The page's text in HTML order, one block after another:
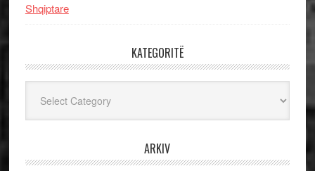
Shqiptare
KATEGORITË
ARKIV